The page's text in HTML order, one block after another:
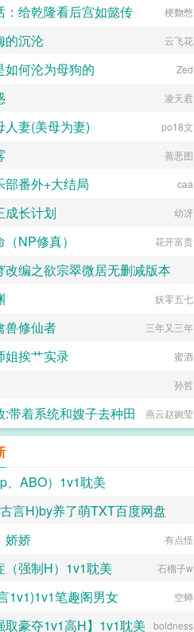
：给乾隆看后宫如懿传
梗覅憋
的沉沦 云飞花
如何沦为母狗的 Zed
凌天君
人妻(美母为妻) po18文
善恶图
部番外+大结局 caa
成长计划 幼冴
NP修真） 花开富贵
改编之欲宗翠微居无删减版本
琉璃狐
妖零五七
兽修仙者 三年又三年
姐挨艹实录 蜜酒
孙哲
:带着系统和嫂子去种田 燕云赵婉莹
、ABO）1v1耽美
兔坠七（名字倒写版）
言H)by养了萌TXT百度网盘
养了萌
娇娇 有点怪
（强制H）1v1耽美 石榴子w
1v1)1v1笔趣阁男女 空蝉
取豪夺1v1高H】1v1耽美 boldness